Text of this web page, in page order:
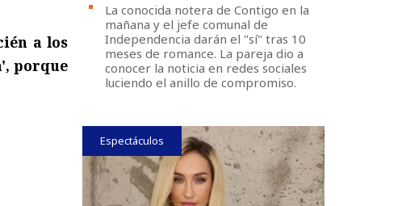
a los
porque
La conocida notera de Contigo en la
mañana y el jefe comunal de
Independencia darán el "sí" tras 10
meses de romance. La pareja dio a
conocer la noticia en redes sociales
luciendo el anillo de compromiso.
Espectáculos